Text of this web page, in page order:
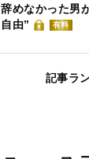
辞めなかった男
自由”
有料
記事ラ